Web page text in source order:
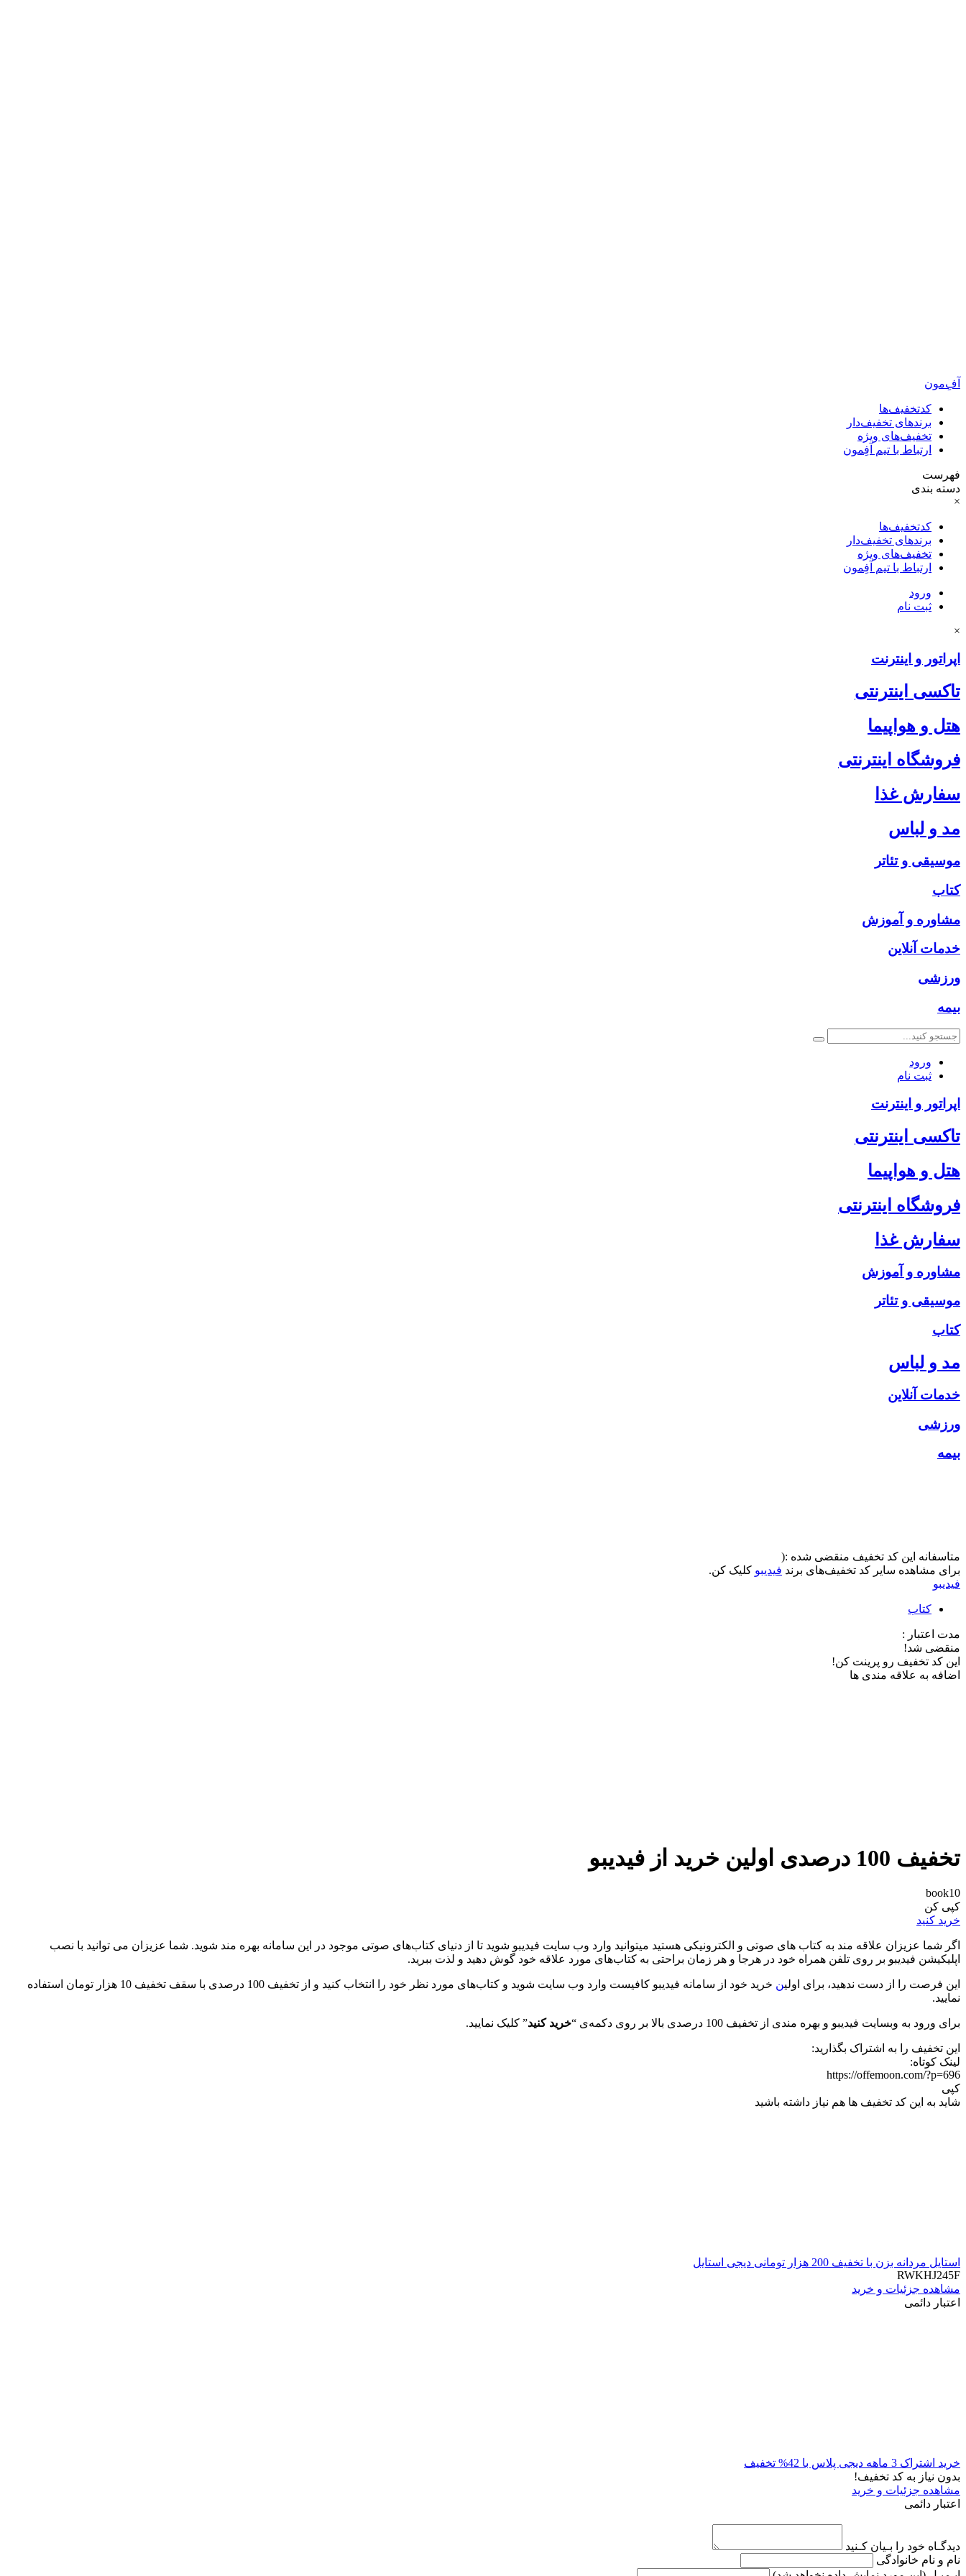
آفِ‌مون
کدتخفیف‌ها
برندهای تخفیف‌دار
تخفیف‌های ویژه
ارتباط با تیم آفِمون
فهرست
دسته بندی
×
کدتخفیف‌ها
برندهای تخفیف‌دار
تخفیف‌های ویژه
ارتباط با تیم آفِمون
ورود
ثبت نام
×
اپراتور و اینترنت
تاکسی اینترنتی
هتل و هواپیما
فروشگاه اینترنتی
سفارش غذا
مد و لباس
موسیقی و تئاتر
کتاب
مشاوره و آموزش
خدمات آنلاین
ورزشی
بیمه
ورود
ثبت نام
اپراتور و اینترنت
تاکسی اینترنتی
هتل و هواپیما
فروشگاه اینترنتی
سفارش غذا
مشاوره و آموزش
موسیقی و تئاتر
کتاب
مد و لباس
خدمات آنلاین
ورزشی
بیمه
متاسفانه این کد تخفیف منقضی شده :(
برای مشاهده سایر کد تخفیف‌های برند فیدیبو کلیک کن.
فیدیبو
کتاب
مدت اعتبار :
منقضی شد!
این کد تخفیف رو پرینت کن!
اضافه به علاقه مندی ها
تخفیف 100 درصدی اولین خرید از فیدیبو
book10
کپی کن
خرید کنید
اگر شما عزیزان علاقه مند به کتاب های صوتی و الکترونیکی هستید میتوانید وارد وب سایت فیدیبو شوید تا از دنیای کتاب‌های صوتی موجود در این سامانه بهره مند شوید. شما عزیزان می توانید با نصب
اپلیکیشن فیدیبو بر روی تلفن همراه خود در هرجا و هر‌ زمان براحتی به کتاب‌های مورد علاقه خود گوش دهید و لذت ببرید.
این فرصت را از دست ندهید، برای اولین
خرید خود از سامانه فیدیبو کافیست وارد وب سایت شوید و کتاب‌های مورد نظر خود را انتخاب کنید و از تخفیف 100 درصدی با سقف تخفیف 10 هزار تومان استفاده
نمایید.
برای ورود به وبسایت فیدیبو و بهره مندی از تخفیف 100 درصدی بالا بر روی دکمه‌ی “ خرید کنید” کلیک نمایید.
این تخفیف را به اشتراک بگذارید:
لینک کوتاه:
https://offemoon.com/?p=696
کپی
شاید به این کد تخفیف ها هم نیاز داشته باشید
استایل مردانه بزن با تخفیف 200 هزار تومانی دیجی استایل
RWKHJ245F
مشاهده جزئیات و خرید
اعتبار دائمی
خرید اشتراک 3 ماهه دیجی پلاس با 42% تخفیف
بدون نیاز به کد تخفیف!
مشاهده جزئیات و خرید
اعتبار دائمی
دیدگـاه خود را بـیان کـنید
نام و نام خانوادگی